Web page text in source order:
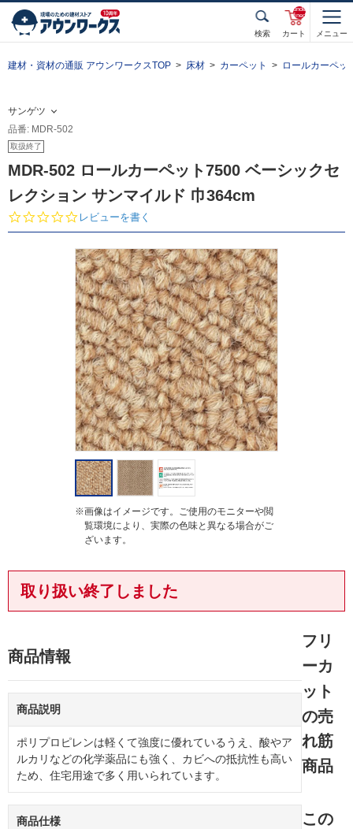
検索 カート
unde
fined
メニュー
建材・資材の通販 アウンワークスTOP 床材 カーペット ロールカーペッ
サンゲツ
品番: MDR-502
取扱終了
MDR-502 ロールカーペット7500 ベーシックセ
レクション サンマイルド 巾364cm
0.
0
t
a
r
r
a
t
i
n
g
レビューを書く
※画像はイメージです。ご使用のモニターや閲
覧環境により、実際の色味と異なる場合がご
ざいます。
取り扱い終了しました
商品情報
商品説明
ポリプロピレンは軽くて強度に優れているうえ、酸やア
ルカリなどの化学薬品にも強く、カビへの抵抗性も高い
ため、住宅用途で多く用いられています。
商品仕様
フリ
ーカ
ット
の売
れ筋
商品
この